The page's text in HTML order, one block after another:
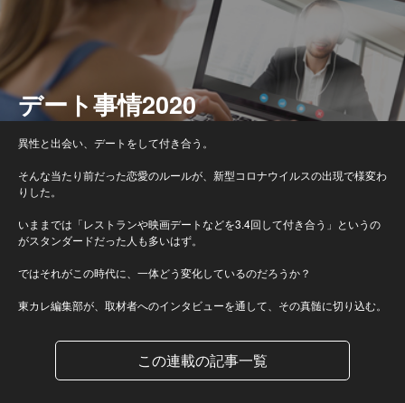
デート事情2020
異性と出会い、デートをして付き合う。
そんな当たり前だった恋愛のルールが、新型コロナウイルスの出現で様変わ
りした。
いままでは「レストランや映画デートなどを3.4回して付き合う」というの
がスタンダードだった人も多いはず。
ではそれがこの時代に、一体どう変化しているのだろうか？
東カレ編集部が、取材者へのインタビューを通して、その真髄に切り込む。
この連載の記事一覧